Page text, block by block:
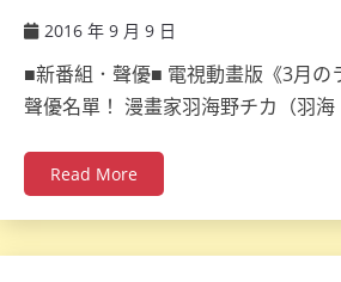
2016 年 9 月 9 日
■新番組．聲優■ 電視動畫版《3月の
聲優名單！ 漫畫家羽海野チカ（羽海
Read More